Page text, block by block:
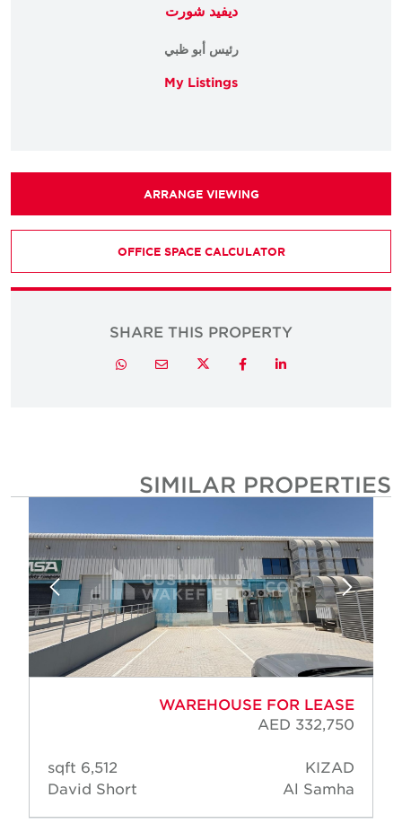
ديفيد شورت
رئيس أبو ظبي
My Listings
ARRANGE VIEWING
OFFICE SPACE CALCULATOR
SHARE THIS PROPERTY
LinkedIn
Facebook
Twitter
Email
Whatsapp
SIMILAR PROPERTIES
WAREHOUSE FOR LEASE
AED 332,750
KIZAD
Al Samha
6,512 sqft
David Short